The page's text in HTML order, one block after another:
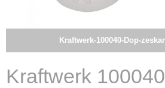
Kraftwerk-100040-Dop-
Kraftwerk